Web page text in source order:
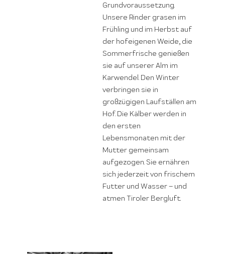
Grundvoraussetzung.
Unsere Rinder grasen im
Frühling und im Herbst auf
der hofeigenen Weide, die
Sommerfrische genießen
sie auf unserer Alm im
Karwendel. Den Winter
verbringen sie in
großzügigen Laufställen am
Hof. Die Kälber werden in
den ersten
Lebensmonaten mit der
Mutter gemeinsam
aufgezogen. Sie ernähren
sich jederzeit von frischem
Futter und Wasser – und
atmen Tiroler Bergluft.